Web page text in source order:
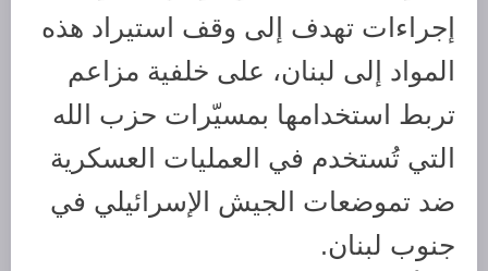
إجراءات تهدف إلى وقف استيراد هذه
المواد إلى لبنان، على خلفية مزاعم
تربط استخدامها بمسيّرات حزب الله
التي تُستخدم في العمليات العسكرية
ضد تموضعات الجيش الإسرائيلي في
جنوب لبنان.